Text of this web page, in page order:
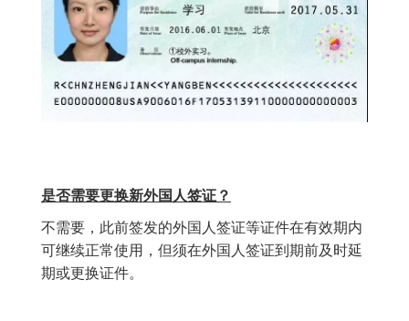
是否需要更换新外国人签证？
不需要，此前签发的外国人签证等证件在有效期内
可继续正常使用，但须在外国人签证到期前及时延
期或更换证件。